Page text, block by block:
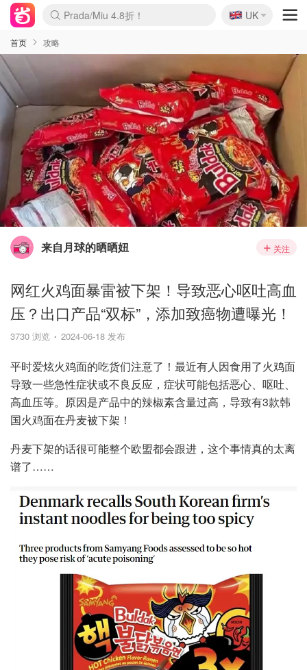
Prada/Miu 4.8折！
🇬🇧
UK
首页 攻略
来自月球的晒晒妞 关注
网红火鸡面暴雷被下架！导致恶心呕吐高血
压？出口产品“双标”，添加致癌物遭曝光！
3730 浏览 2024-06-18 发布
平时爱炫火鸡面的吃货们注意了！最近有人因食用了火鸡面
导致一些急性症状或不良反应，症状可能包括恶心、呕吐、
高血压等。原因是产品中的辣椒素含量过高，导致有3款韩
国火鸡面在丹麦被下架！
丹麦下架的话很可能整个欧盟都会跟进，这个事情真的太离
谱了……